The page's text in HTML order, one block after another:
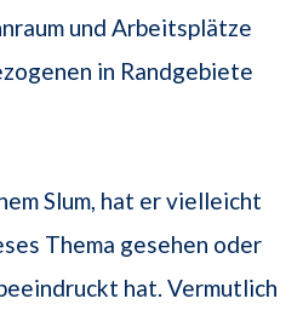
und Arbeitsplätze
in Randgebiete
Slum, hat er vielleicht
Thema gesehen oder
hat. Vermutlich